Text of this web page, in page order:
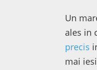
Un
ales in
precis
mai